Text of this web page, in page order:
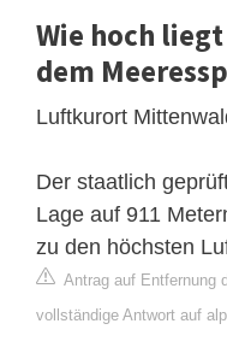
Wie hoch
dem
Luftkurort
Der staatlich
Lage auf 911
zu den höchsten
Antrag auf Entfernung
vollständige Antwort auf